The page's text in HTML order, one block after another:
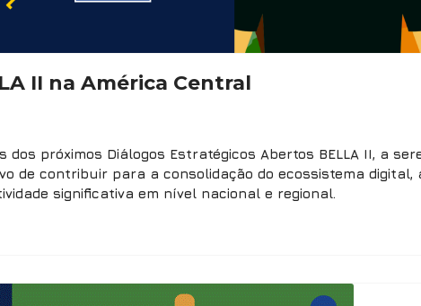
II na América Central
próximos Diálogos Estratégicos Abertos BELLA II, a
de contribuir para a consolidação do ecossistema
significativa em nível nacional e regional.